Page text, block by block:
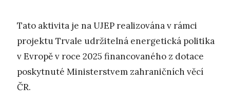
Tato aktivita je na UJEP realizována v rámci
projektu Trvale udržitelná energetická politika
v Evropě v roce 2025 financovaného z dotace
poskytnuté Ministerstvem zahraničních věcí
ČR.